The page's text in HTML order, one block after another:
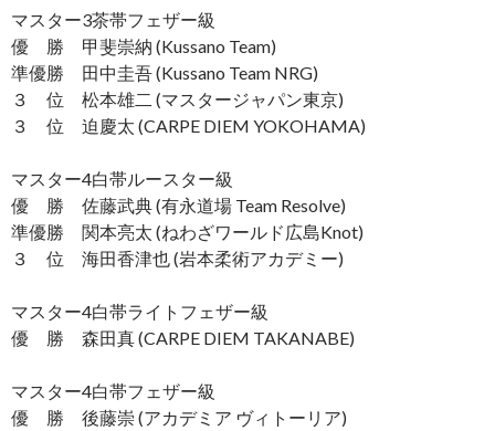
マスター3茶帯フェザー級
優 勝 甲斐崇納 (Kussano Team)
準優勝 田中圭吾 (Kussano Team NRG)
３ 位 松本雄二 (マスタージャパン東京)
３ 位 迫慶太 (CARPE DIEM YOKOHAMA)
マスター4白帯ルースター級
優 勝 佐藤武典 (有永道場 Team Resolve)
準優勝 関本亮太 (ねわざワールド広島Knot)
３ 位 海田香津也 (岩本柔術アカデミー)
マスター4白帯ライトフェザー級
優 勝 森田真 (CARPE DIEM TAKANABE)
マスター4白帯フェザー級
優 勝 後藤崇 (アカデミア ヴィトーリア)